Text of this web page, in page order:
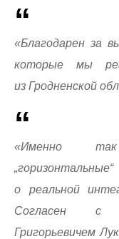
«Благодарен за
которые мы
из Гродненской
«Именно
о реальной
Согласен с
Григорьевичем